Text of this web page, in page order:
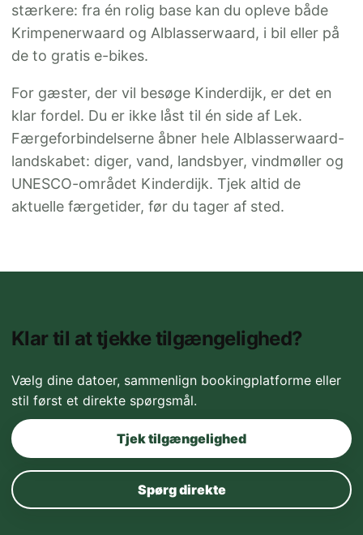
stærkere: fra én rolig base kan du opleve både
Krimpenerwaard og Alblasserwaard, i bil eller på
de to gratis e-bikes.
For gæster, der vil besøge Kinderdijk, er det en
klar fordel. Du er ikke låst til én side af Lek.
Færgeforbindelserne åbner hele Alblasserwaard-
landskabet: diger, vand, landsbyer, vindmøller og
UNESCO-området Kinderdijk. Tjek altid de
aktuelle færgetider, før du tager af sted.
Klar til at tjekke tilgængelighed?
Vælg dine datoer, sammenlign bookingplatforme eller
stil først et direkte spørgsmål.
Tjek tilgængelighed
Spørg direkte